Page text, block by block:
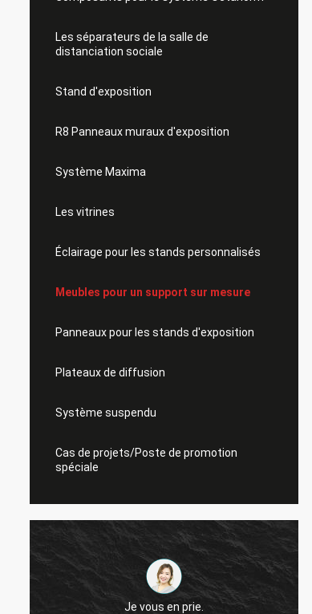
Les séparateurs de la salle de
distanciation sociale
Stand d'exposition
R8 Panneaux muraux d'exposition
Système Maxima
Les vitrines
Éclairage pour les stands personnalisés
Meubles pour un support sur mesure
Panneaux pour les stands d'exposition
Plateaux de diffusion
Système suspendu
Cas de projets/Poste de promotion
spéciale
Je vous en prie.